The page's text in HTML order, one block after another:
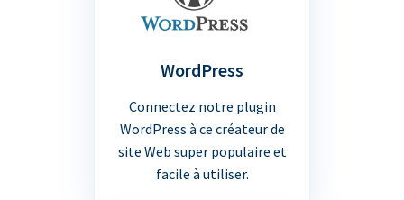
WordPress
Connectez notre plugin
WordPress à ce créateur de
site Web super populaire et
facile à utiliser.